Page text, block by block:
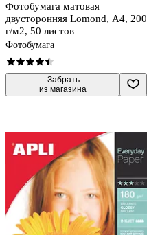
Фотобумага матовая
двусторонняя Lomond, А4, 200
г/м2, 50 листов
Фотобумага
Забрать
из магазина